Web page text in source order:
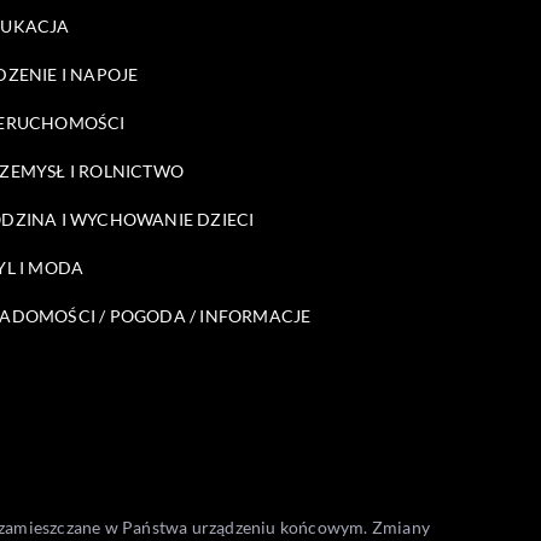
I NAPOJE
I ROLNICTWO
I WYCHOWANIE DZIECI
I MODA
/ POGODA / INFORMACJE
w Państwa urządzeniu końcowym. Zmiany